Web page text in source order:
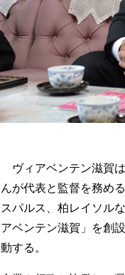
ヴィアベンテン滋賀
んが代表と監督を務め
スパルス、柏レイソル
アベンテン滋賀」を創
動する。